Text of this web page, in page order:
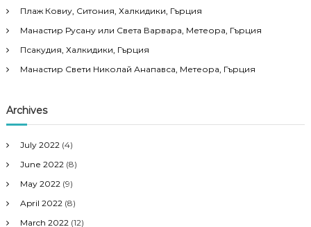
Плаж Ковиу, Ситония, Халкидики, Гърция
Манастир Русану или Света Варвара, Метеора, Гърция
Псакудия, Халкидики, Гърция
Манастир Свети Николай Анапавса, Метеора, Гърция
Archives
July 2022 (4)
June 2022 (8)
May 2022 (9)
April 2022 (8)
March 2022 (12)